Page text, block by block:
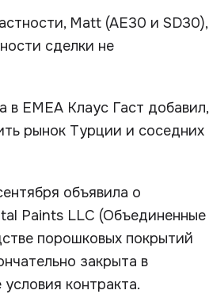
Matt (AE30 и SD30),
сделки не
EMEA Клаус Гаст добавил,
рынок Турции и соседних
объявила о
Paints LLC (Объединенные
порошковых покрытий
закрыта в
контракта.